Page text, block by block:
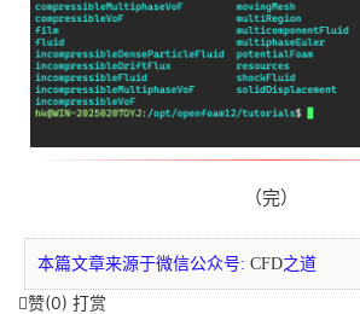
（完）
本篇文章来源于微信公众号: CFD之道
赞(0) 打赏